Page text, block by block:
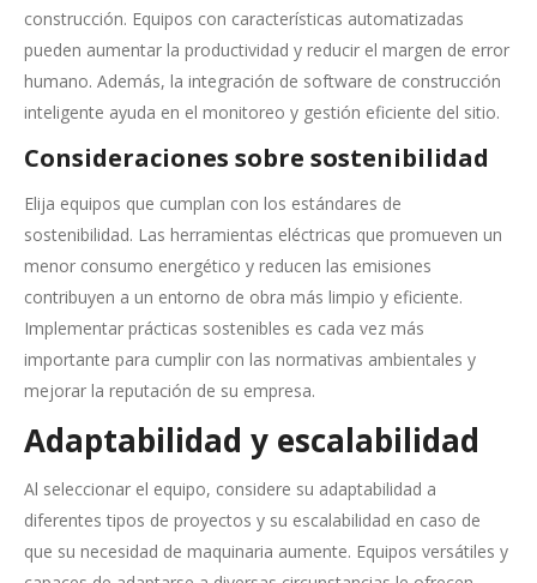
construcción. Equipos con características automatizadas
pueden aumentar la productividad y reducir el margen de error
humano. Además, la integración de software de construcción
inteligente ayuda en el monitoreo y gestión eficiente del sitio.
Consideraciones sobre sostenibilidad
Elija equipos que cumplan con los estándares de
sostenibilidad. Las herramientas eléctricas que promueven un
menor consumo energético y reducen las emisiones
contribuyen a un entorno de obra más limpio y eficiente.
Implementar prácticas sostenibles es cada vez más
importante para cumplir con las normativas ambientales y
mejorar la reputación de su empresa.
Adaptabilidad y escalabilidad
Al seleccionar el equipo, considere su adaptabilidad a
diferentes tipos de proyectos y su escalabilidad en caso de
que su necesidad de maquinaria aumente. Equipos versátiles y